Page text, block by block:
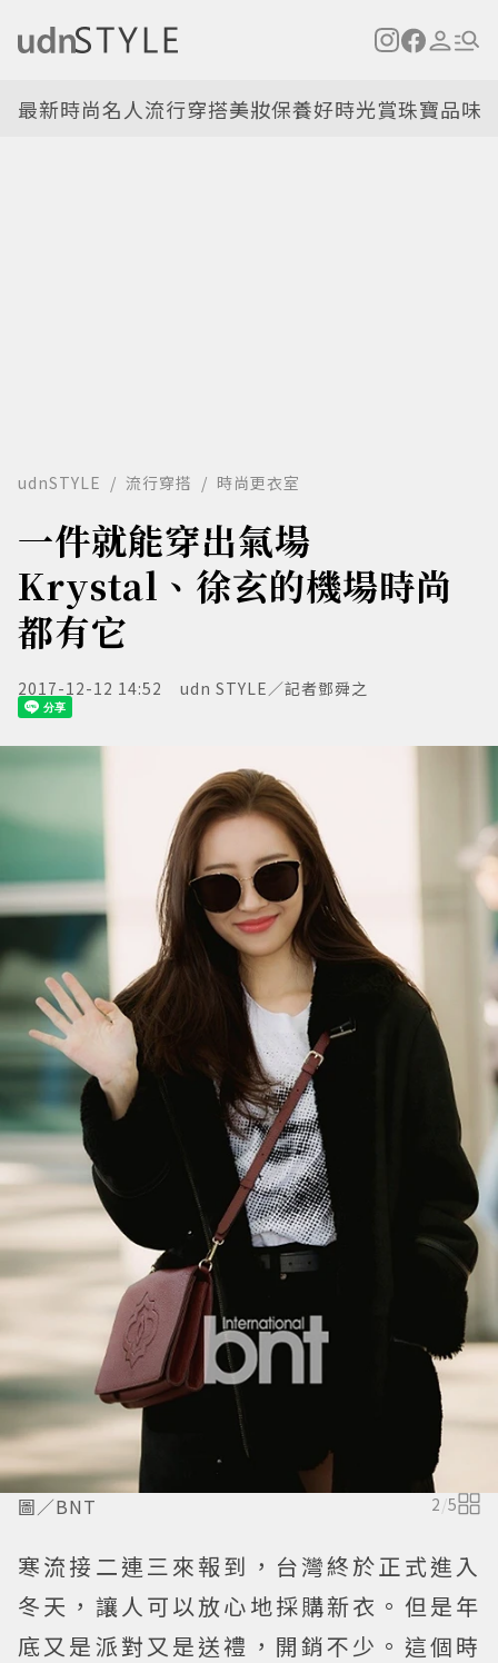
最新時尚名人流行穿搭美妝保養好時光賞珠寶品味
udnSTYLE 流行穿搭 時尚更衣室
一件就能穿出氣場
Krystal、徐玄的機場時尚
都有它
2017-12-12 14:52 udn STYLE／記者鄧舜之
圖／BNT 2/5
寒流接二連三來報到，台灣終於正式進入
冬天，讓人可以放心地採購新衣。但是年
底又是派對又是送禮，開銷不少。這個時